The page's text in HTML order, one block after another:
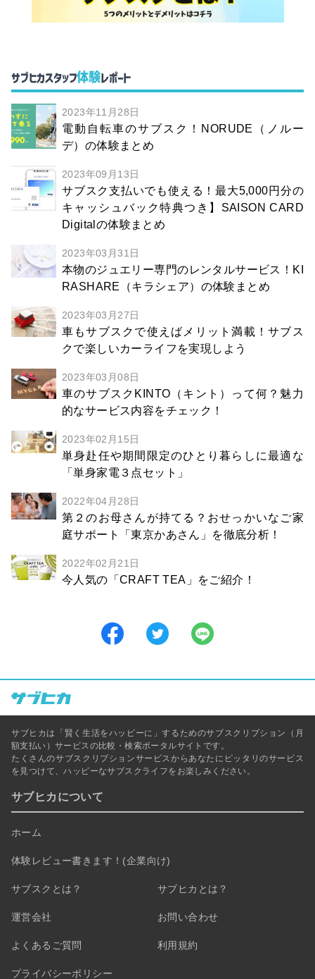
サブヒカスタッフ体験レポート
2023年11月28日
電動自転車のサブスク！NORUDE（ノルー
デ）の体験まとめ
2023年09月13日
サブスク支払いでも使える！最大5,000円分の
キャッシュバック特典つき】SAISON CARD
Digitalの体験まとめ
2023年03月31日
本物のジュエリー専門のレンタルサービス！KI
RASHARE（キラシェア）の体験まとめ
2023年03月27日
車もサブスクで使えばメリット満載！サブス
クで楽しいカーライフを実現しよう
2023年03月08日
車のサブスクKINTO（キント）って何？魅力
的なサービス内容をチェック！
2023年02月15日
単身赴任や期間限定のひとり暮らしに最適な
「単身家電３点セット」
2022年04月28日
第２のお母さんが持てる？おせっかいなご家
庭サポート「東京かあさん」を徹底分析！
2022年02月21日
今人気の「CRAFT TEA」をご紹介！
サブヒカは「賢く生活をハッピーに」するためのサブスクリプション（月
額支払い）サービスの比較・検索ポータルサイトです。
たくさんのサブスクリプションサービスからあなたにピッタリのサービス
を見つけて、ハッピーなサブスクライフをお楽しみください。
サブヒカについて
ホーム
体験レビュー書きます！(企業向け)
サブスクとは？ サブヒカとは？
運営会社 お問い合わせ
よくあるご質問 利用規約
プライバシーポリシー